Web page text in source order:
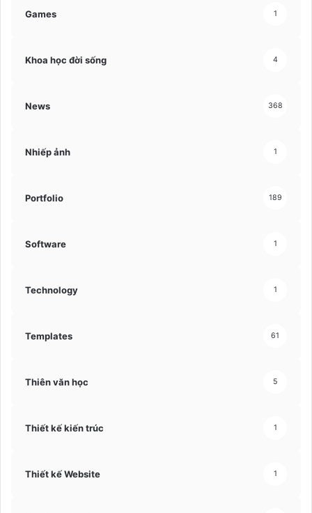
Games 1
Khoa học đời sống 4
News 368
Nhiếp ảnh 1
Portfolio 189
Software 1
Technology 1
Templates 61
Thiên văn học 5
Thiết kế kiến trúc 1
Thiết kế Website 1